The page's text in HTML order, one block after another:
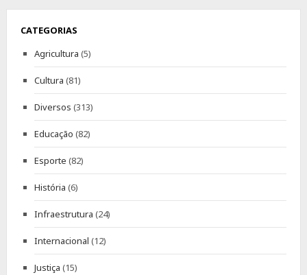
CATEGORIAS
Agricultura (5)
Cultura (81)
Diversos (313)
Educação (82)
Esporte (82)
História (6)
Infraestrutura (24)
Internacional (12)
Justiça (15)